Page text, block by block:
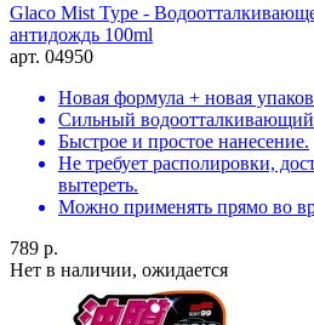
Glaco Mist Type -
антидождь 100ml
арт. 04950
Новая формула + новая
Сильный
Быстрое и простое нанесение.
Не требует располировки,
вытереть.
Можно применять прямо во
789 р.
Нет в наличии, ожидается